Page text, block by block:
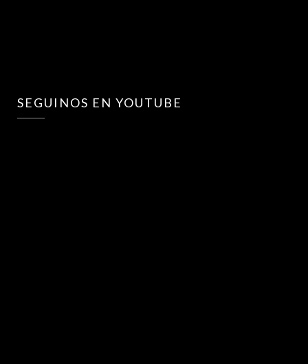
SEGUINOS EN YOUTUBE